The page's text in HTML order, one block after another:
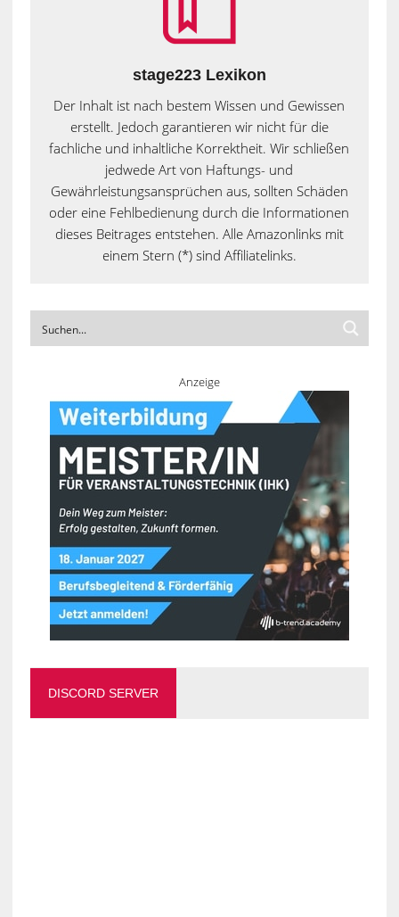
stage223 Lexikon
Der Inhalt ist nach bestem Wissen und Gewissen
erstellt. Jedoch garantieren wir nicht für die
fachliche und inhaltliche Korrektheit. Wir schließen
jedwede Art von Haftungs- und
Gewährleistungsansprüchen aus, sollten Schäden
oder eine Fehlbedienung durch die Informationen
dieses Beitrages entstehen. Alle Amazonlinks mit
einem Stern (*) sind Affiliatelinks.
Anzeige
DISCORD SERVER